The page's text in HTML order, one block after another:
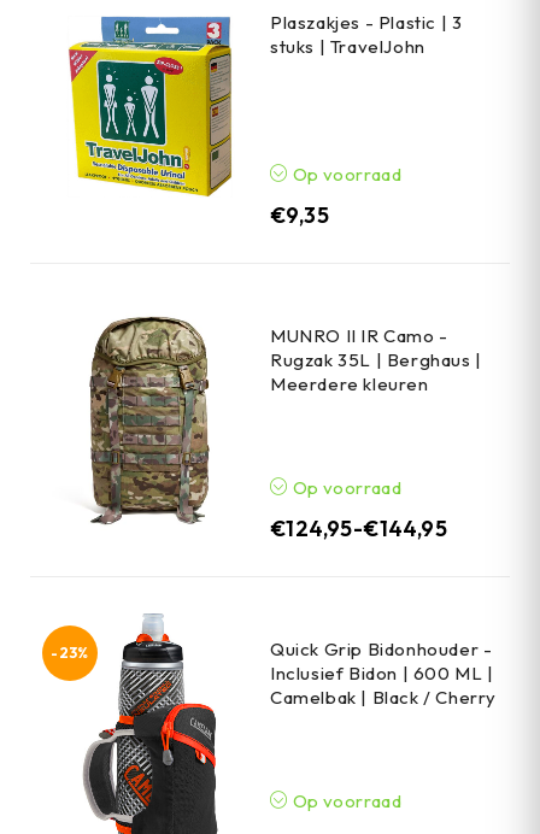
Plaszakjes - Plastic | 3
stuks | TravelJohn
Op voorraad
€9,35
MUNRO II IR Camo -
Rugzak 35L | Berghaus |
Meerdere kleuren
Op voorraad
€124,95-€144,95
-23%
Quick Grip Bidonhouder -
Inclusief Bidon | 600 ML |
Camelbak | Black / Cherry
Op voorraad